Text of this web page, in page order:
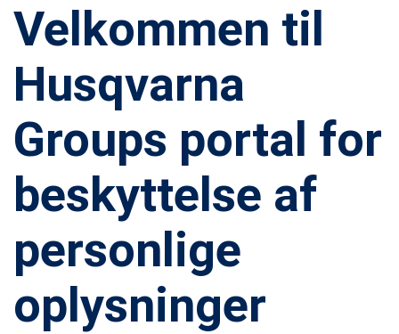
Velkommen til
Husqvarna
Groups portal for
beskyttelse af
personlige
oplysninger